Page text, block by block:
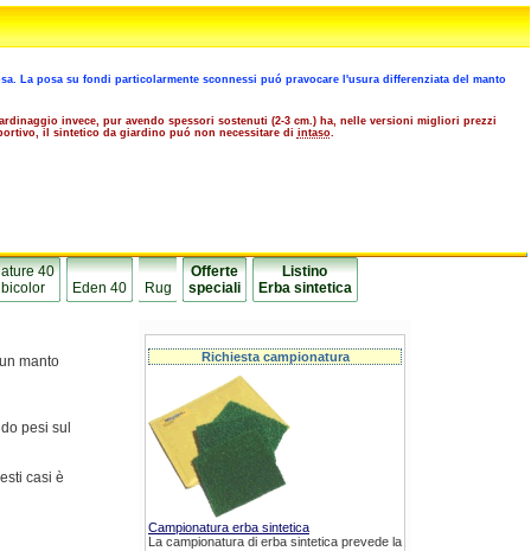
La posa su fondi particolarmente sconnessi puó pravocare l'usura differenziata del manto
invece, pur avendo spessori sostenuti (2-3 cm.) ha, nelle versioni migliori prezzi
il sintetico da giardino puó non necessitare di intaso.
40
bicolor
Eden 40 Rug
Offerte
speciali
Listino
Erba sintetica
manto
pesi sul
casi è
Richiesta campionatura
Campionatura erba sintetica
La campionatura di erba sintetica prevede la